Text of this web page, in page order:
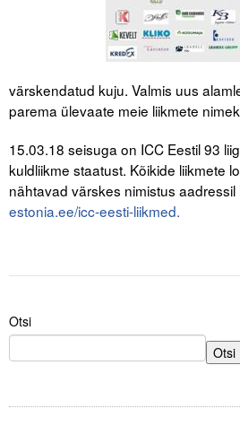
ICC WBO
ICC komisjonid
Digiraamatukogu
värskendatud kuju. Valmis uus
parema ülevaate meie liikmete
15.03.18 seisuga on ICC Eestil 93
kuldliikme staatust. Kõikide liikmete
nähtavad värskes nimistus aadressil
estonia.ee/icc-eesti-liikmed.
Otsi
Otsi